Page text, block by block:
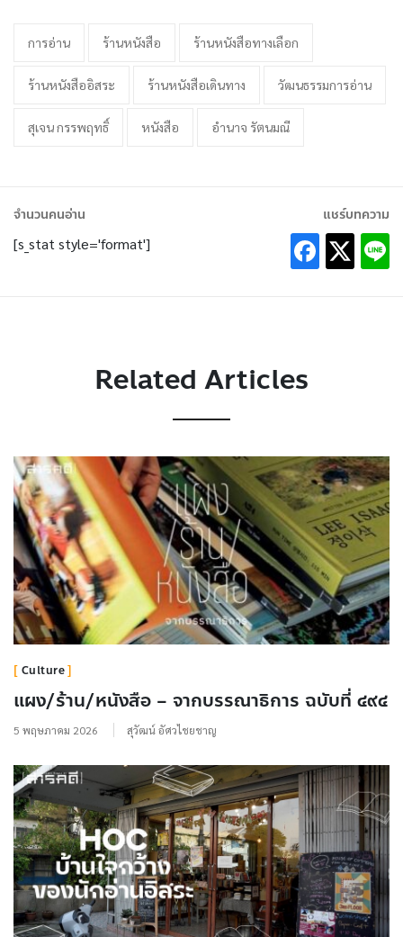
การอ่าน ร้านหนังสือ ร้านหนังสือทางเลือก
ร้านหนังสืออิสระ ร้านหนังสือเดินทาง วัฒนธรรมการอ่าน
สุเจน กรรพฤทธิ์ หนังสือ อำนาจ รัตนมณี
จำนวนคนอ่าน
[s_stat style='format']
แชร์บทความ
Related Articles
Culture
แผง/ร้าน/หนังสือ – จากบรรณาธิการ ฉบับที่ ๔๙๔
5 พฤษภาคม 2026 สุวัฒน์ อัศวไชยชาญ